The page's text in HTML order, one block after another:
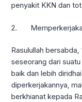
penyakit KKN dan
2.
Rasulullah
seseorang dari
baik dan lebih
diperkerjakannya,
berkhianat kepada